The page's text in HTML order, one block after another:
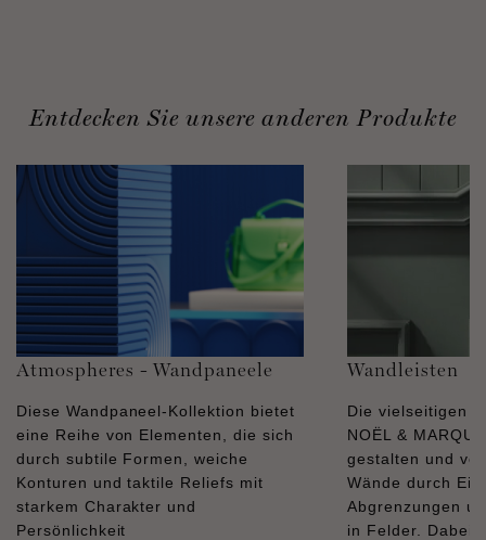
Entdecken Sie unsere anderen Produkte
Atmospheres - Wandpaneele
Diese Wandpaneel-Kollektion bietet
eine Reihe von Elementen, die sich
durch subtile Formen, weiche
Konturen und taktile Reliefs mit
starkem Charakter und
Persönlichkeit
Wandleisten
Die vielseitigen
NOËL &
gestalten und
Wände durch
Abgrenzungen
in Felder. Dabei